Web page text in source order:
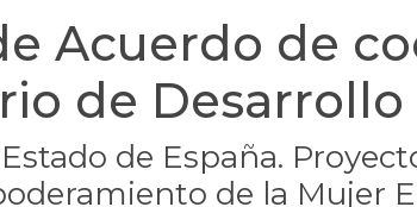
Acuerdo de
de Desarrollo
de España.
de la Mujer